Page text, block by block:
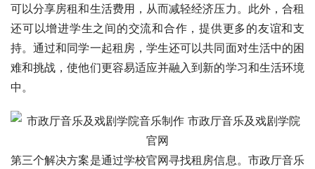
可以分享房租和生活费用，从而减轻经济压力。此外，合租
还可以增进学生之间的交流和合作，提供更多的友谊和支
持。通过和同学一起租房，学生还可以共同面对生活中的困
难和挑战，使他们更容易适应并融入到新的学习和生活环境
中。
第三个解决方案是通过学校官网寻找租房信息。市政厅音乐